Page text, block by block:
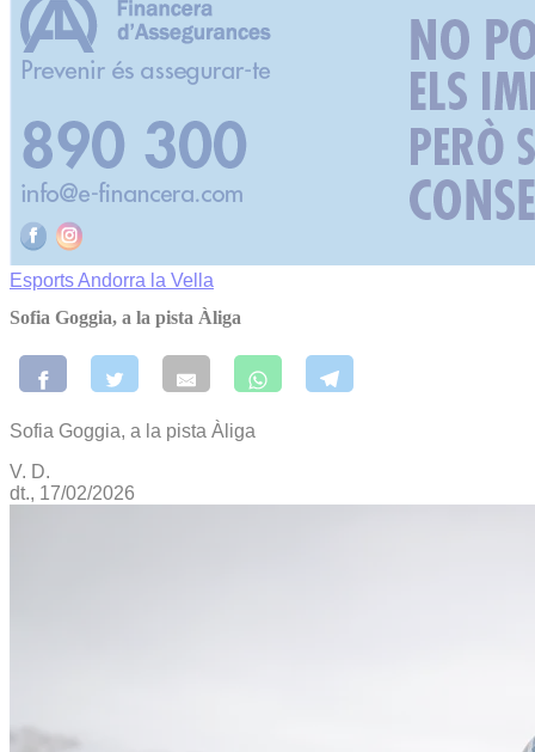
EsportsAndorra la Vella
Sofia Goggia, a la pista Àliga
Sofia Goggia, a la pista Àliga
V. D.
dt., 17/02/2026